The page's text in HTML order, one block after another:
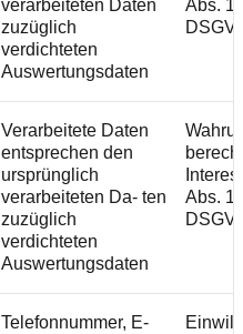
verarbeiteten Daten
zuzüglich
verdichteten
Auswertungsdaten
Abs. 1
Verarbeitete Daten
entsprechen den
ursprünglich
verarbeiteten Da- ten
zuzüglich
verdichteten
Auswertungsdaten
Abs. 1
Telefonnummer, E-